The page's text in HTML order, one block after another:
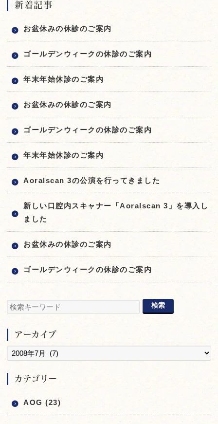
新着記事
お盆休みの休診のご案内
ゴールデンウィークの休診のご案内
年末年始休診のご案内
お盆休みの休診のご案内
ゴールデンウィークの休診のご案内
年末年始休診のご案内
Aoralscan 3の公演を行ってきました
新しい口腔内スキャナー「Aoralscan 3」を導入し
ました
お盆休みの休診のご案内
ゴールデンウィークの休診のご案内
アーカイブ
カテゴリー
AOG (23)